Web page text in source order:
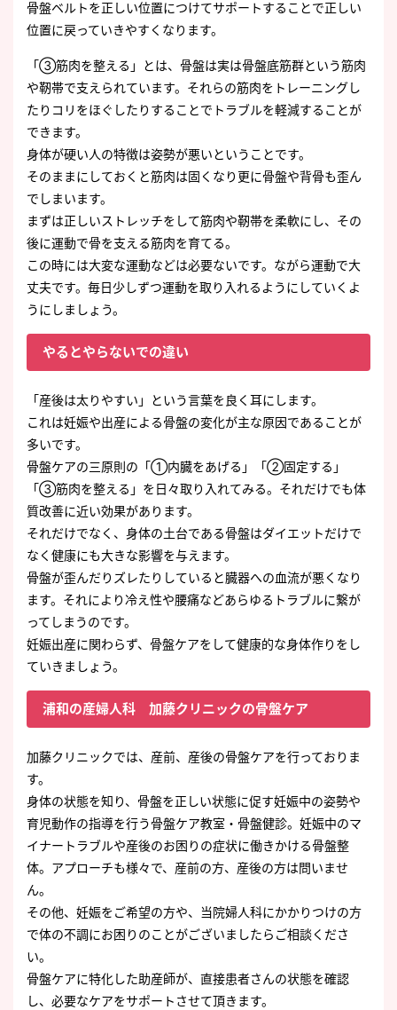
骨盤ベルトを正しい位置につけてサポートすることで正しい
位置に戻っていきやすくなります。
「③筋肉を整える」とは、骨盤は実は骨盤底筋群という筋肉
や靭帯で支えられています。それらの筋肉をトレーニングし
たりコリをほぐしたりすることでトラブルを軽減することが
できます。
身体が硬い人の特徴は姿勢が悪いということです。
そのままにしておくと筋肉は固くなり更に骨盤や背骨も歪ん
でしまいます。
まずは正しいストレッチをして筋肉や靭帯を柔軟にし、その
後に運動で骨を支える筋肉を育てる。
この時には大変な運動などは必要ないです。ながら運動で大
丈夫です。毎日少しずつ運動を取り入れるようにしていくよ
うにしましょう。
やるとやらないでの違い
「産後は太りやすい」という言葉を良く耳にします。
これは妊娠や出産による骨盤の変化が主な原因であることが
多いです。
骨盤ケアの三原則の「①内臓をあげる」「②固定する」
「③筋肉を整える」を日々取り入れてみる。それだけでも体
質改善に近い効果があります。
それだけでなく、身体の土台である骨盤はダイエットだけで
なく健康にも大きな影響を与えます。
骨盤が歪んだりズレたりしていると臓器への血流が悪くなり
ます。それにより冷え性や腰痛などあらゆるトラブルに繋が
ってしまうのです。
妊娠出産に関わらず、骨盤ケアをして健康的な身体作りをし
ていきましょう。
浦和の産婦人科 加藤クリニックの骨盤ケア
加藤クリニックでは、産前、産後の骨盤ケアを行っておりま
す。
身体の状態を知り、骨盤を正しい状態に促す妊娠中の姿勢や
育児動作の指導を行う骨盤ケア教室・骨盤健診。妊娠中のマ
イナートラブルや産後のお困りの症状に働きかける骨盤整
体。アプローチも様々で、産前の方、産後の方は問いませ
ん。
その他、妊娠をご希望の方や、当院婦人科にかかりつけの方
で体の不調にお困りのことがございましたらご相談くださ
い。
骨盤ケアに特化した助産師が、直接患者さんの状態を確認
し、必要なケアをサポートさせて頂きます。